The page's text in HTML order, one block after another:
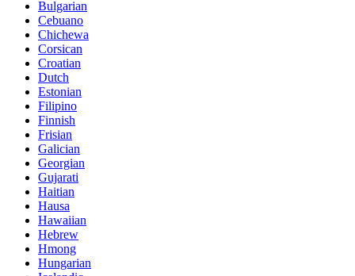
Bulgarian
Cebuano
Chichewa
Corsican
Croatian
Dutch
Estonian
Filipino
Finnish
Frisian
Galician
Georgian
Gujarati
Haitian
Hausa
Hawaiian
Hebrew
Hmong
Hungarian